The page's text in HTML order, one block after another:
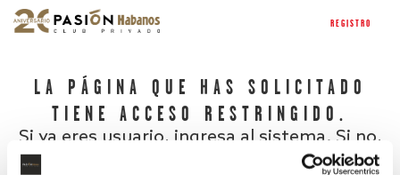
REGISTRO
LA PÁGINA QUE HAS SOLICITADO
TIENE ACCESO RESTRINGIDO.
Si ya eres usuario, ingresa al sistema. Si no,